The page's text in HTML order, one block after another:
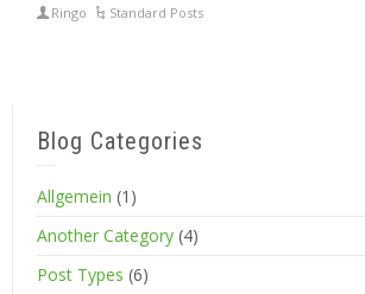
Ringo Standard Posts
Blog Categories
Allgemein (1)
Another Category (4)
Post Types (6)